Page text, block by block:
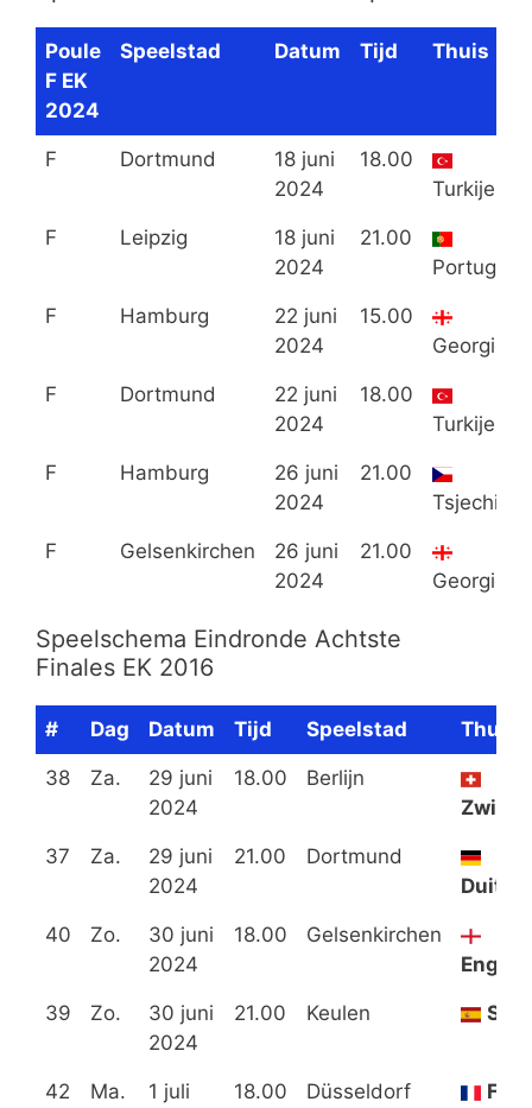
Poule
F EK
2024
Speelstad Datum Tijd Thuis
F Dortmund
18 juni
2024
18.00
Turkije
F Leipzig
18 juni
2024
21.00
Portugal
F Hamburg
22 juni
2024
15.00
Georgië
F Dortmund
22 juni
2024
18.00
Turkije
F Hamburg
26 juni
2024
21.00
Tsjechië
F Gelsenkirchen
26 juni
2024
21.00
Georgië
Speelschema Eindronde Achtste
Finales EK 2016
# Dag Datum Tijd Speelstad Thuis
38 Za.
29 juni
2024
18.00
Berlijn
37 Za.
29 juni
2024
21.00
Dortmund
40 Zo.
30 juni
2024
18.00
Gelsenkirchen
39 Zo.
30 juni
2024
21.00 Keulen
42 Ma. 1 juli 18.00 Düsseldorf